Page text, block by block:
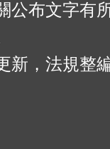
公布文字有
新，法規整